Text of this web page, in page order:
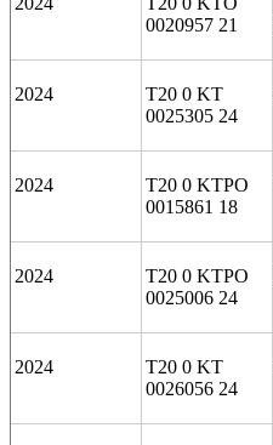
0020957 21
2024
T20 0 KT
0025305 24
2024
T20 0 KTPO
0015861 18
2024
T20 0 KTPO
0025006 24
2024
T20 0 KT
0026056 24